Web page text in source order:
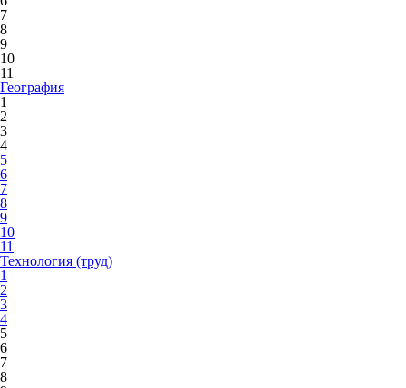
7
8
9
10
11
География
1
2
3
4
5
6
7
8
9
10
11
Технология (труд)
1
2
3
4
5
6
7
8